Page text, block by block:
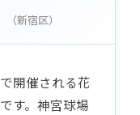
（新宿区）
開催される花
す。神宮球場